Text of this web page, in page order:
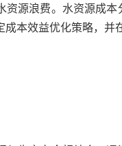
资源浪费。水资源成
成本效益优化策略，